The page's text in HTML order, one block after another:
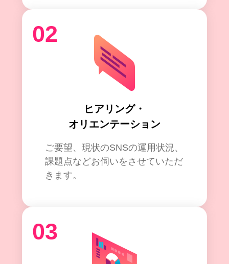
02
ヒアリング・
オリエンテーション
ご要望、現状のSNSの運用状況、
課題点などお伺いをさせていただ
きます。
03